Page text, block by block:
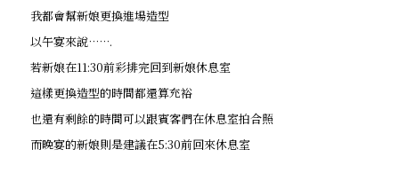
我都會幫新娘更換進場造型
以午宴來說…….
若新娘在11:30前彩排完回到新娘休息室
這樣更換造型的時間都還算充裕
也還有剩餘的時間可以跟賓客們在休息室拍合照
而晚宴的新娘則是建議在5:30前回來休息室